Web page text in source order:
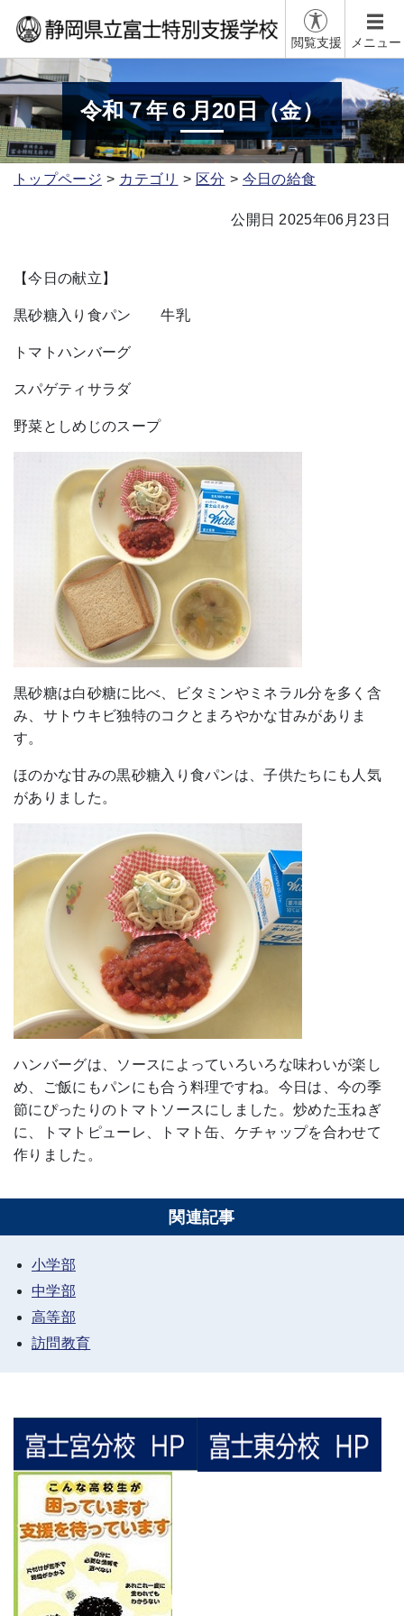
閲覧支援 メニュー
令和７年６月20日（金）
トップページ カテゴリ 区分 今日の給食
公開日 2025年06月23日
【今日の献立】
黒砂糖入り食パン 牛乳
トマトハンバーグ
スパゲティサラダ
野菜としめじのスープ
黒砂糖は白砂糖に比べ、ビタミンやミネラル分を多く含
み、サトウキビ独特のコクとまろやかな甘みがありま
す。
ほのかな甘みの黒砂糖入り食パンは、子供たちにも人気
がありました。
ハンバーグは、ソースによっていろいろな味わいが楽し
め、ご飯にもパンにも合う料理ですね。今日は、今の季
節にぴったりのトマトソースにしました。炒めた玉ねぎ
に、トマトピューレ、トマト缶、ケチャップを合わせて
作りました。
関連記事
小学部
中学部
高等部
訪問教育